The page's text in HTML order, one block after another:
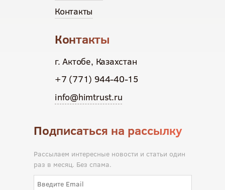
Контакты
Контакты
г. Актобе, Казахстан
+7 (771) 944-40-15
info@himtrust.ru
Подписаться на рассылку
Рассылаем интересные новости и статьи один
раз в месяц. Без спама.